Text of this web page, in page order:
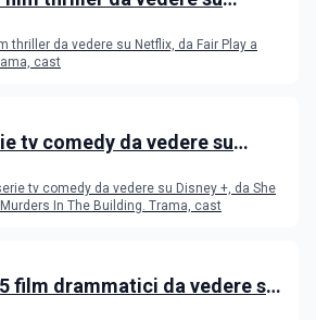
thriller da vedere su Netflix, da Fair Play a
cast
tv comedy da vedere su
tv comedy da vedere su Disney +, da She
In The Building. Trama, cast
film drammatici da vedere su